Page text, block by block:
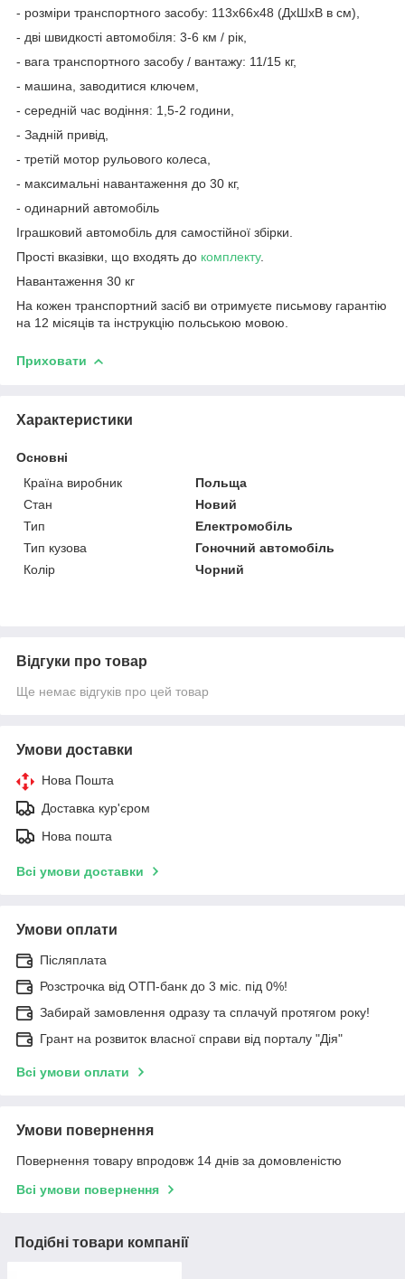
- розміри транспортного засобу: 113x66x48 (ДхШхВ в см),
- дві швидкості автомобіля: 3-6 км / рік,
- вага транспортного засобу / вантажу: 11/15 кг,
- машина, заводитися ключем,
- середній час водіння: 1,5-2 години,
- Задній привід,
- третій мотор рульового колеса,
- максимальні навантаження до 30 кг,
- одинарний автомобіль
Іграшковий автомобіль для самостійної збірки.
Прості вказівки, що входять до комплекту.
Навантаження 30 кг
На кожен транспортний засіб ви отримуєте письмову гарантію
на 12 місяців та інструкцію польською мовою.
Приховати
Характеристики
Основні
Країна виробник
Польща
Стан
Новий
Тип
Електромобіль
Тип кузова
Гоночний автомобіль
Колір
Чорний
Відгуки про товар
Ще немає відгуків про цей товар
Умови доставки
Нова Пошта
Доставка кур'єром
Нова пошта
Всі умови доставки
Умови оплати
Післяплата
Розстрочка від ОТП-банк до 3 міс. під 0%!
Забирай замовлення одразу та сплачуй протягом року!
Грант на розвиток власної справи від порталу "Дія"
Всі умови оплати
Умови повернення
Повернення товару впродовж 14 днів за домовленістю
Всі умови повернення
Подібні товари компанії